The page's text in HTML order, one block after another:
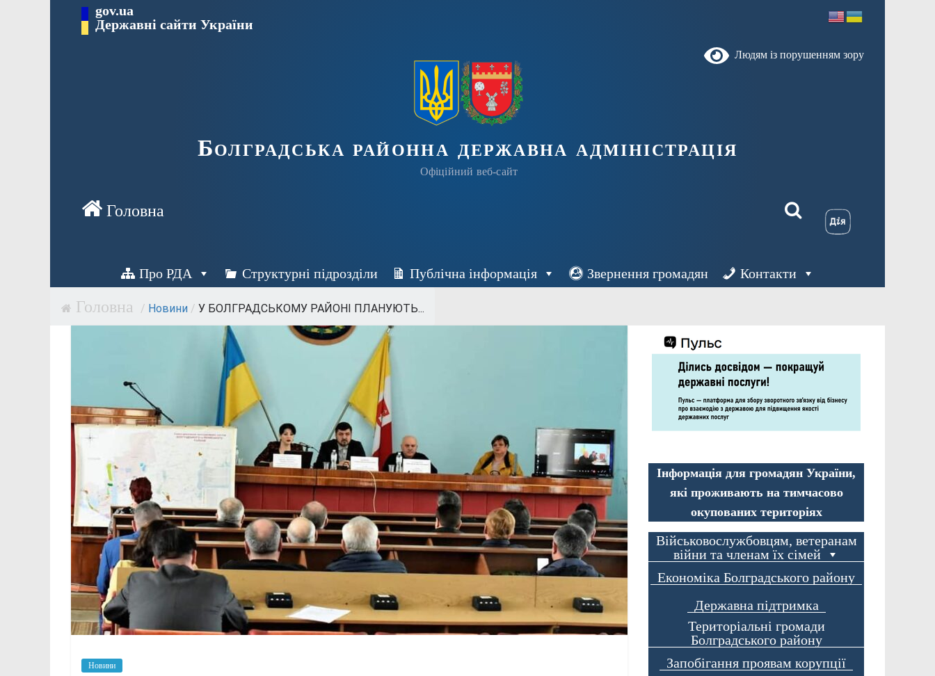
Перейти gov.ua
Державні сайти України
Людям із порушенням зору
Болградська районна державна адміністрація
Офіційний веб-сайт
Про РДА Структурні підрозділи Публічна інформація Звернення громадян Контакти
/ Новини / У БОЛГРАДСЬКОМУ РАЙОНІ ПЛАНУЮТЬ...
Новини
Інформація для громадян України,
які проживають на тимчасово
окупованих територіях
Військовослужбовцям, ветеранам
війни та членам їх сімей
Економіка Болградського району
Державна підтримка
Територіальні громади
Болградського району
Запобігання проявам корупції